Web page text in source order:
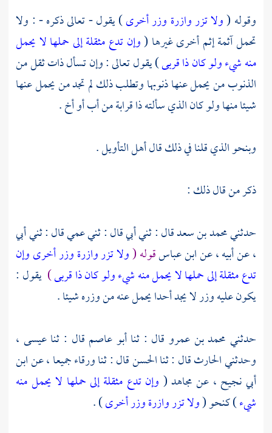
وقوله (ولا تزر وازرة وزر أخرى) يقول - تعالى ذكره - : ولا
تحمل آثمة إثم أخرى غيرها (وإن تدع مثقلة إلى حملها لا يحمل
منه شيء ولو كان ذا قربى) يقول تعالى : وإن تسأل ذات ثقل من
الذنوب من يحمل عنها ذنوبها وتطلب ذلك لم تجد من يحمل عنها
شيئا منها ولو كان الذي سألته ذا قرابة من أب أو أخ .
وبنحو الذي قلنا في ذلك قال أهل التأويل .
ذكر من قال ذلك :
حدثنيمحمد بن سعدقال : ثني أبي قال : ثني عمي قال : ثني أبي
، عن أبيه ، عنابن عباسقوله (ولا تزر وازرة وزر أخرى وإن
تدع مثقلة إلى حملها لا يحمل منه شيء ولو كان ذا قربى) يقول :
يكون عليه وزر لا يجد أحدا يحمل عنه من وزره شيئا .
حدثني محمد بن عمرو قال : ثناأبو عاصم قال : ثناعيسى ،
وحدثنيالحارثقال : ثناالحسنقال : ثناورقاءجميعا ، عنابن
أبي نجيح ، عنمجاهد( وإن تدع مثقلة إلى حملها لا يحمل منه
شيء) كنحو (ولا تزر وازرة وزر أخرى) .